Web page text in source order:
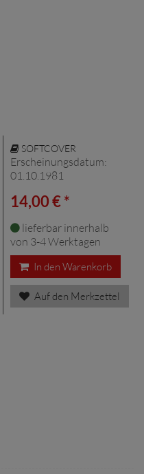
SOFTCOVER
Erscheinungsdatum:
01.10.1981
14,00 € *
lieferbar innerhalb
von 3-4 Werktagen
In den Warenkorb
Auf den Merkzettel